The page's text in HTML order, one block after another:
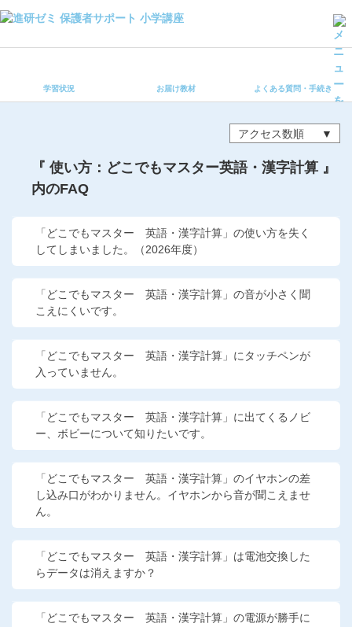
よくある質問・手続き
登録情報の変更・各種お手続き
会員ページへログイン
よくある質問・お問い合わせ
お問い合わせ窓口
他の講座のよくある質問・手続きはこちら
こどもちゃれんじ
進研ゼミ 中学講座
進研ゼミ 中学講座 中高一貫
進研ゼミ小学講座のご紹介はこちら
会員サイト(お子様用)はこちら
学習状況 お届け教材 よくある質問・手続き
アクセス数順
『 使い方：どこでもマスター英語・漢字計算 』
内のFAQ
「どこでもマスター 英語・漢字計算」の使い方を失く
してしまいました。（2026年度）
「どこでもマスター 英語・漢字計算」の音が小さく聞
こえにくいです。
「どこでもマスター 英語・漢字計算」にタッチペンが
入っていません。
「どこでもマスター 英語・漢字計算」に出てくるノビ
ー、ボビーについて知りたいです。
「どこでもマスター 英語・漢字計算」のイヤホンの差
し込み口がわかりません。イヤホンから音が聞こえませ
ん。
「どこでもマスター 英語・漢字計算」は電池交換した
らデータは消えますか？
「どこでもマスター 英語・漢字計算」の電源が勝手に